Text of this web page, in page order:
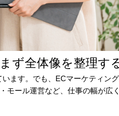
ず全体像を整理す
ます。でも、ECマーケティン
モール運営など、仕事の幅が広